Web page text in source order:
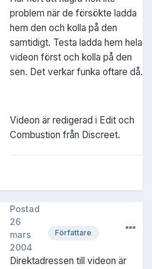
problem när de försökte ladda
hem den och kolla på den
samtidigt. Testa ladda hem hela
videon först och kolla på den
sen. Det verkar funka oftare då.
Videon är redigerad i Edit och
Combustion från Discreet.
Författare
Postad
26
mars
2004
Direktadressen till videon är